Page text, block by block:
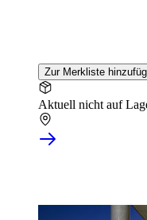
Zur Merkliste
Aktuell nicht auf